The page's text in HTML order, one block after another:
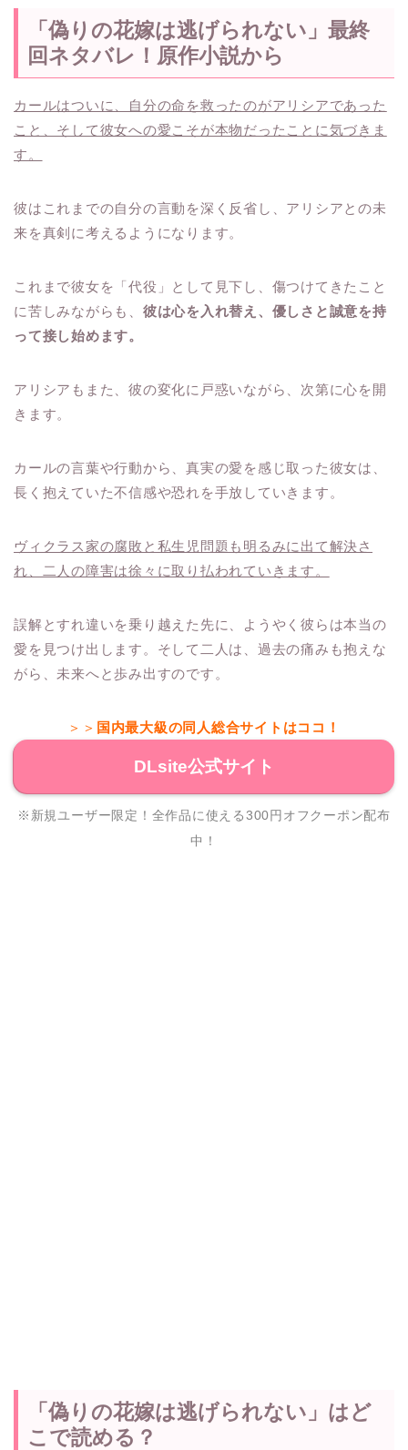
「偽りの花嫁は逃げられない」最終
回ネタバレ！原作小説から
カールはついに、自分の命を救ったのがアリシアであった
こと、そして彼女への愛こそが本物だったことに気づきま
す。
彼はこれまでの自分の言動を深く反省し、アリシアとの未
来を真剣に考えるようになります。
これまで彼女を「代役」として見下し、傷つけてきたこと
に苦しみながらも、 彼は心を入れ替え、優しさと誠意を持
って接し始めます。
アリシアもまた、彼の変化に戸惑いながら、次第に心を開
きます。
カールの言葉や行動から、真実の愛を感じ取った彼女は、
長く抱えていた不信感や恐れを手放していきます。
ヴィクラス家の腐敗と私生児問題も明るみに出て解決さ
れ、二人の障害は徐々に取り払われていきます。
誤解とすれ違いを乗り越えた先に、ようやく彼らは本当の
愛を見つけ出します。そして二人は、過去の痛みも抱えな
がら、未来へと歩み出すのです。
＞＞ 国内最大級の同人総合サイトはココ！
DLsite公式サイト
※新規ユーザー限定！全作品に使える300円オフクーポン配布
中！
「偽りの花嫁は逃げられない」はど
こで読める？